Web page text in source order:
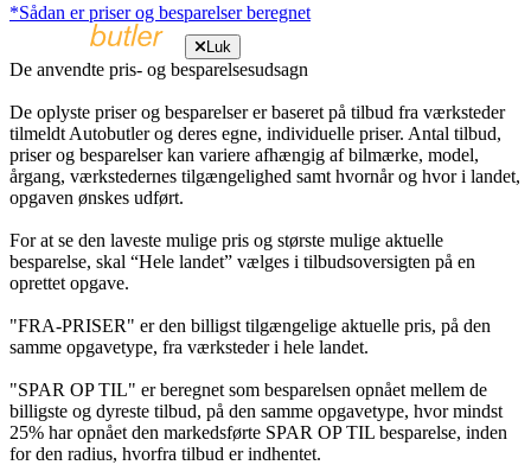
*Sådan er priser og besparelser beregnet
Luk
De anvendte pris- og besparelsesudsagn
De oplyste priser og besparelser er baseret på tilbud fra værksteder
tilmeldt Autobutler og deres egne, individuelle priser. Antal tilbud,
priser og besparelser kan variere afhængig af bilmærke, model,
årgang, værkstedernes tilgængelighed samt hvornår og hvor i landet,
opgaven ønskes udført.
For at se den laveste mulige pris og største mulige aktuelle
besparelse, skal “Hele landet” vælges i tilbudsoversigten på en
oprettet opgave.
"FRA-PRISER" er den billigst tilgængelige aktuelle pris, på den
samme opgavetype, fra værksteder i hele landet.
"SPAR OP TIL" er beregnet som besparelsen opnået mellem de
billigste og dyreste tilbud, på den samme opgavetype, hvor mindst
25% har opnået den markedsførte SPAR OP TIL besparelse, inden
for den radius, hvorfra tilbud er indhentet.